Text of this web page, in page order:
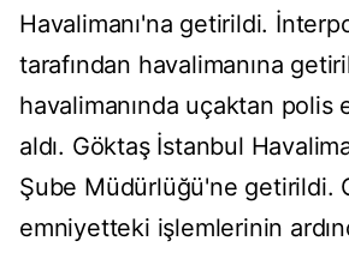
Havalimanı'na getirildi.
tarafından havalimanına
havalimanında uçaktan polis
aldı. Göktaş İstanbul
Şube Müdürlüğü'ne getirildi.
emniyetteki işlemlerinin